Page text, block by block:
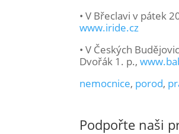
• V Břeclavi v pátek
www.iride.cz
• V Českých
Dvořák 1. p.,
nemocnice, porod,
Podpořte naši